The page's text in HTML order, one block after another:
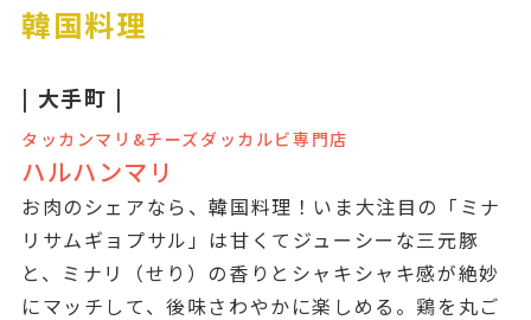
韓国料理
| 大手町 |
タッカンマリ&チーズダッカルビ専門店
ハルハンマリ
お肉のシェアなら、韓国料理！いま大注目の「ミナ
リサムギョプサル」は甘くてジューシーな三元豚
と、ミナリ（せり）の香りとシャキシャキ感が絶妙
にマッチして、後味さわやかに楽しめる。鶏を丸ご